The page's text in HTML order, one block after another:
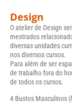
Design
O atelier de Design
mestrados
diversas unidades
nos diversos cursos.
Para além de ser
de trabalho fora do
de todos os cursos.
4 Bustos Masculinos